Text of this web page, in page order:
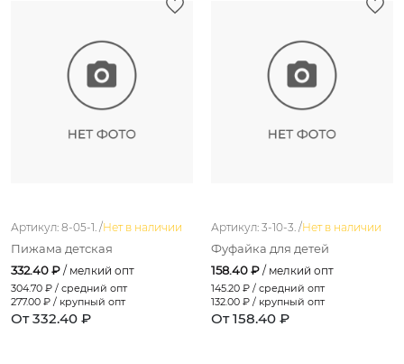
Артикул: 8-05-1. /Нет в наличии
Пижама детская
332.40 ₽ / мелкий опт
304.70 ₽ / средний опт
277.00 ₽ / крупный опт
От 332.40 ₽
Артикул: 3-10-3. /Нет в наличии
Фуфайка для детей
158.40 ₽ / мелкий опт
145.20 ₽ / средний опт
132.00 ₽ / крупный опт
От 158.40 ₽